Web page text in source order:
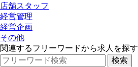
店舗スタッフ
経営管理
経営企画
その他
関連するフリーワードから求人を探す